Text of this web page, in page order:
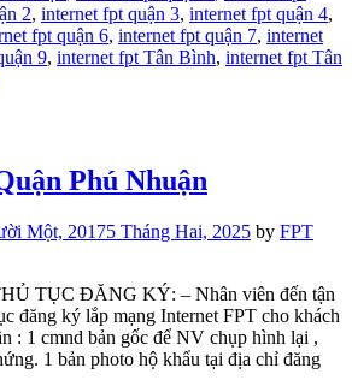
2, internet fpt quận 3, internet fpt quận 4,
fpt quận 6, internet fpt quận 7, internet
9, internet fpt Tân Bình, internet fpt Tân
Phú Nhuận
Một, 20175 Tháng Hai, 2025 by FPT
TỤC ĐĂNG KÝ: – Nhân viên đến tận
đăng ký lắp mạng Internet FPT cho khách
: 1 cmnd bản gốc để NV chụp hình lại ,
1 bản photo hộ khẩu tại địa chỉ đăng